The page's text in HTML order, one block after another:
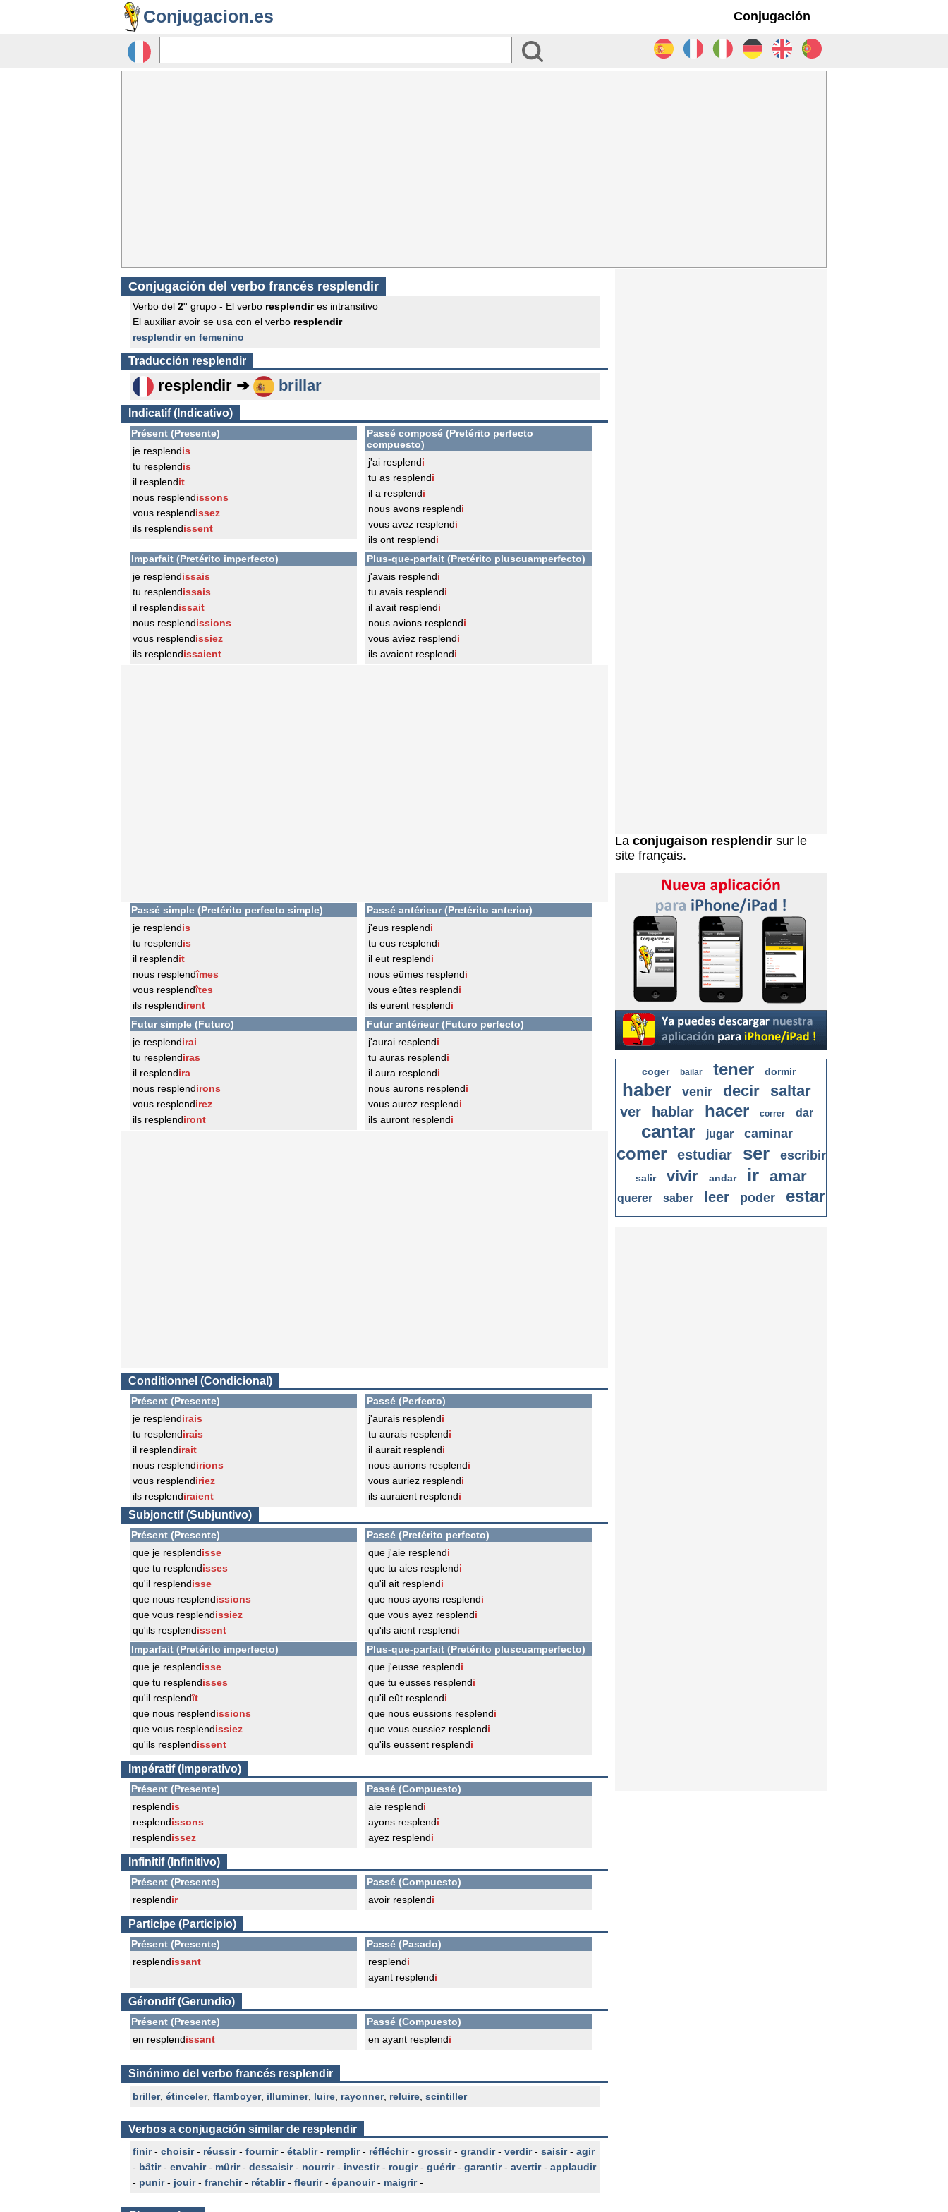
Conjugacion.es Conjugación
Conjugación del verbo francés resplendir
Verbo del 2° grupo - El verbo resplendires intransitivo
El auxiliar avoir se usa con el verbo resplendir
resplendir en femenino
Traducción resplendir
resplendir ➔ brillar
Indicatif (Indicativo)
Présent (Presente)
je resplendis
tu resplendis
il resplendit
nous resplendissons
vous resplendissez
ils resplendissent
Passé composé (Pretérito perfecto
compuesto)
j'ai resplendi
tu as resplendi
il a resplendi
nous avons resplendi
vous avez resplendi
ils ont resplendi
Imparfait (Pretérito imperfecto)
je resplendissais
tu resplendissais
il resplendissait
nous resplendissions
vous resplendissiez
ils resplendissaient
Plus-que-parfait (Pretérito pluscuamperfecto)
j'avais resplendi
tu avais resplendi
il avait resplendi
nous avions resplendi
vous aviez resplendi
ils avaient resplendi
Passé simple (Pretérito perfecto simple)
je resplendis
tu resplendis
il resplendit
nous resplendîmes
vous resplendîtes
ils resplendirent
Passé antérieur (Pretérito anterior)
j'eus resplendi
tu eus resplendi
il eut resplendi
nous eûmes resplendi
vous eûtes resplendi
ils eurent resplendi
Futur simple (Futuro)
je resplendirai
tu resplendiras
il resplendira
nous resplendirons
vous resplendirez
ils resplendiront
Futur antérieur (Futuro perfecto)
j'aurai resplendi
tu auras resplendi
il aura resplendi
nous aurons resplendi
vous aurez resplendi
ils auront resplendi
Conditionnel (Condicional)
Présent (Presente)
je resplendirais
tu resplendirais
il resplendirait
nous resplendirions
vous resplendiriez
ils resplendiraient
Passé (Perfecto)
j'aurais resplendi
tu aurais resplendi
il aurait resplendi
nous aurions resplendi
vous auriez resplendi
ils auraient resplendi
Subjonctif (Subjuntivo)
Présent (Presente)
que je resplendisse
que tu resplendisses
qu'il resplendisse
que nous resplendissions
que vous resplendissiez
qu'ils resplendissent
Passé (Pretérito perfecto)
que j'aie resplendi
que tu aies resplendi
qu'il ait resplendi
que nous ayons resplendi
que vous ayez resplendi
qu'ils aient resplendi
Imparfait (Pretérito imperfecto)
que je resplendisse
que tu resplendisses
qu'il resplendît
que nous resplendissions
que vous resplendissiez
qu'ils resplendissent
Plus-que-parfait (Pretérito pluscuamperfecto)
que j'eusse resplendi
que tu eusses resplendi
qu'il eût resplendi
que nous eussions resplendi
que vous eussiez resplendi
qu'ils eussent resplendi
Impératif (Imperativo)
Présent (Presente)
resplendis
resplendissons
resplendissez
Passé (Compuesto)
aie resplendi
ayons resplendi
ayez resplendi
Infinitif (Infinitivo)
Présent (Presente)
resplendir
Passé (Compuesto)
avoir resplendi
Participe (Participio)
Présent (Presente)
resplendissant
Passé (Pasado)
resplendi
ayant resplendi
Gérondif (Gerundio)
Présent (Presente)
en resplendissant
Passé (Compuesto)
en ayant resplendi
Sinónimo del verbo francés resplendir
briller, étinceler, flamboyer, illuminer, luire rayonner, reluire scintiller
Verbos a conjugación similar de resplendir
finir- choisir- réussir- fournir- établir- remplir- réfléchir- grossir- grandir- verdir- saisir- agir
- bâtir- envahir- mûrir- dessaisir- nourrir- investir- rougir- guérir- garantir- avertir- applaudir
- punir- jouir- franchir- rétablir- fleurir- épanouir- maigrir-
La conjugaison resplendir sur le
site français.
coger bailar tener dormir
haber venir decir saltar
ver hablar hacer correr dar
cantar jugar caminar
comer estudiar ser escribir
salir vivir andar ir amar
querer saber leer poder estar